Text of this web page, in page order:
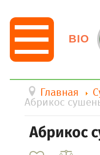
BIO
Главная
Абрикос
Абрикос